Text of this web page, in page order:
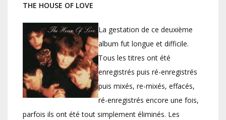
THE HOUSE OF LOVE
La gestation de ce deuxième
album fut longue et difficile.
Tous les titres ont été
enregistrés puis ré-enregistrés
puis mixés, re-mixés, effacés,
ré-enregistrés encore une fois,
parfois ils ont été tout simplement éliminés. Les